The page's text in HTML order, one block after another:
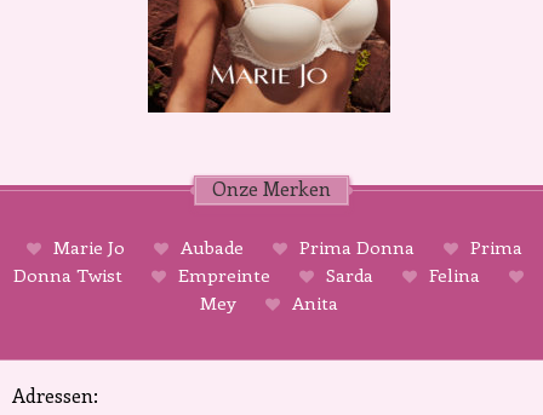
Onze Merken
Marie Jo Aubade Prima Donna
Prima
Donna Twist
Empreinte Sarda
Felina
Mey
Anita
Adressen: